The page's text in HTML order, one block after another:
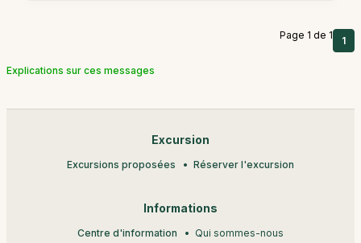
Page 1 de 1 1
Explications sur ces messages
Excursion
Excursions proposées Réserver l'excursion
Informations
Centre d'information Qui sommes-nous